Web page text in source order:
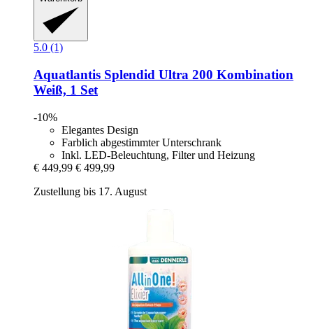
5.0 (1)
Aquatlantis Splendid Ultra 200 Kombination
Weiß, 1 Set
-10%
Elegantes Design
Farblich abgestimmter Unterschrank
Inkl. LED-Beleuchtung, Filter und Heizung
€ 449,99 € 499,99
Zustellung bis 17. August